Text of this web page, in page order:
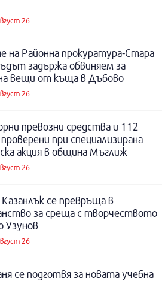
26
на Районна прокуратура-Стара
задържа обвиняем за
вещи от къща в Дъбово
26
превозни средства и 112
при специализирана
акция в община Мъглиж
26
се превръща в
за среща с творчеството
Узунов
26
се подготвя за новата учебна